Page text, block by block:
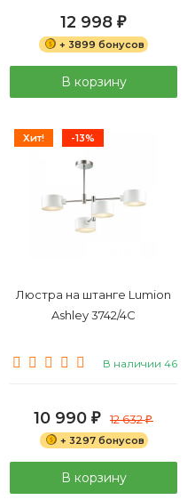
12 998 ₽
+ 3899 бонусов
В корзину
Хит! -13%
Люстра на штанге Lumion
Ashley 3742/4C
В наличии 46
10 990 ₽ 12 632₽
+ 3297 бонусов
В корзину